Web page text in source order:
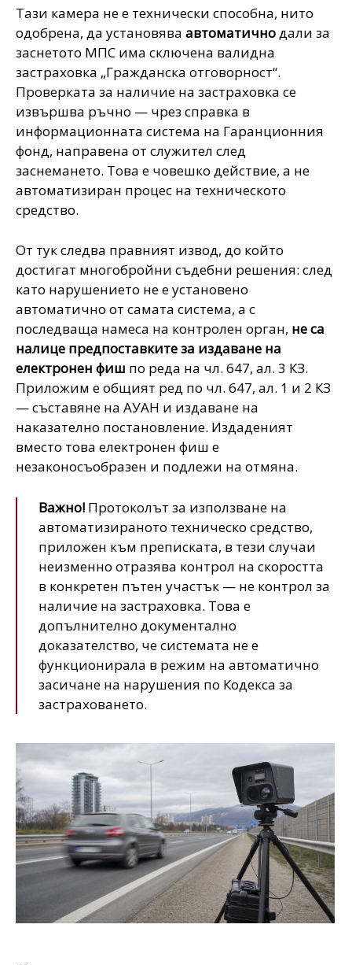
Тази камера не е технически способна, нито
одобрена, да установява автоматичнодали за
заснетото МПС има сключена валидна
застраховка „Гражданска отговорност“.
Проверката за наличие на застраховка се
извършва ръчно — чрез справка в
информационната система на Гаранционния
фонд, направена от служител след
заснемането. Това е човешко действие, а не
автоматизиран процес на техническото
средство.
От тук следва правният извод, до който
достигат многобройни съдебни решения: след
като нарушението не е установено
автоматично от самата система, а с
последваща намеса на контролен орган, не са
налице предпоставките за издаване на
електронен фиш по реда на чл. 647, ал. 3 КЗ.
Приложим е общият ред по чл. 647, ал. 1 и 2 КЗ
— съставяне на АУАН и издаване на
наказателно постановление. Издаденият
вместо това електронен фиш е
незаконосъобразен и подлежи на отмяна.
Важно! Протоколът за използване на
автоматизираното техническо средство,
приложен към преписката, в тези случаи
неизменно отразява контрол на скоростта
в конкретен пътен участък — не контрол за
наличие на застраховка. Това е
допълнително документално
доказателство, че системата не е
функционирала в режим на автоматично
засичане на нарушения по Кодекса за
застраховането.